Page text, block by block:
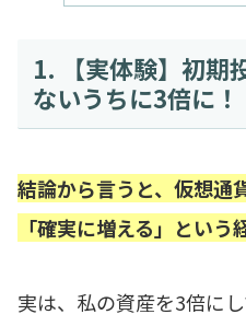
1. 【実体験】初期
ないうちに3倍に！
結論から言うと、仮想通
「確実に増える」という
実は、私の資産を3倍に